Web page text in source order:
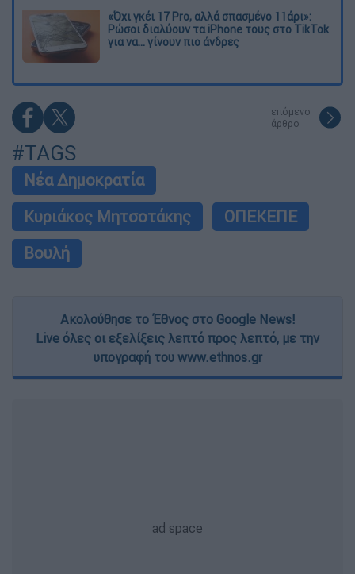
«Όχι γκέι 17 Pro, αλλά σπασμένο 11άρι»:
Ρώσοι διαλύουν τα iPhone τους στο TikTok
για να... γίνουν πιο άνδρες
επόμενο
άρθρο
#TAGS
Νέα Δημοκρατία
Κυριάκος Μητσοτάκης
ΟΠΕΚΕΠΕ
Βουλή
Ακολούθησε το Έθνος στο Google News!
Live όλες οι εξελίξεις λεπτό προς λεπτό, με την
υπογραφή του www.ethnos.gr